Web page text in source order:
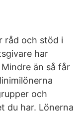
råd och stöd i
har
än så får
och
du har. Lönerna